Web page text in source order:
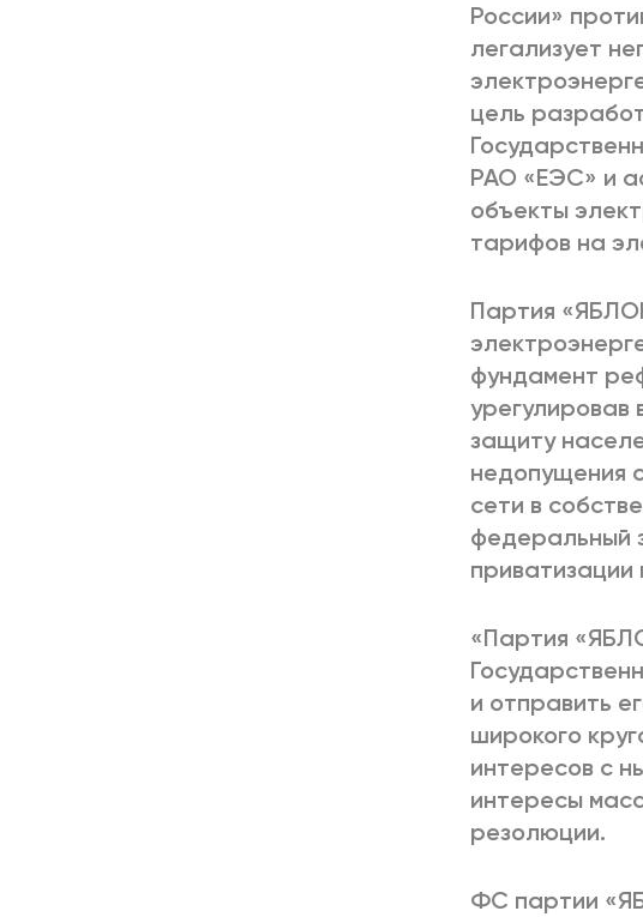
России»
легализует
цель
РАО «ЕЭС» и
объекты
тарифов на
Партия
фундамент
урегулировав
защиту
недопущения
сети в
федеральный
приватизации
«Партия
и отправить
широкого
интересов с
интересы
резолюции.
ФС партии